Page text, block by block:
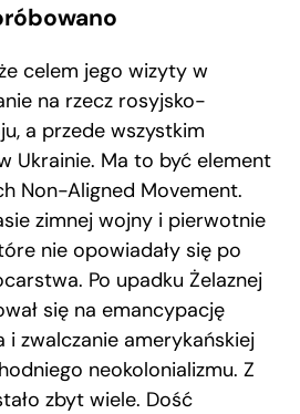
celem jego wizyty w
na rzecz rosyjsko-
a przede wszystkim
Ukrainie. Ma to być element
Non-Aligned Movement.
zimnej wojny i pierwotnie
nie opowiadały się po
Po upadku Żelaznej
się na emancypację
i zwalczanie amerykańskiej
neokolonializmu. Z
zbyt wiele. Dość